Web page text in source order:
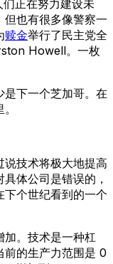
正在努力建设未
也有很多像警察一
赎金举行了民主党全
Howell。一枚
下一个芝加哥。在
技术将极大地提高
体公司是错误的，
个世纪看到的一个
加。技术是一种杠
前的生产力范围是 0